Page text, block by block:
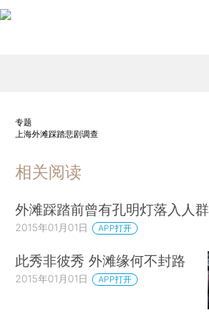
专题
上海外滩踩踏悲剧调查
相关阅读
外滩踩踏前曾有孔明灯落入人群
2015年01月01日 APP打开
此秀非彼秀 外滩缘何不封路
2015年01月01日 APP打开